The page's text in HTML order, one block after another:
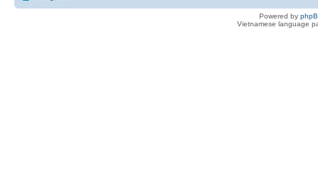
Powered by
Vietnamese language